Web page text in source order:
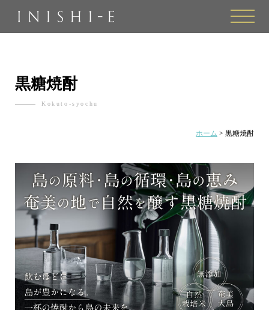
黒糖焼酎
Kokuto-syochu
ホーム > 黒糖焼酎